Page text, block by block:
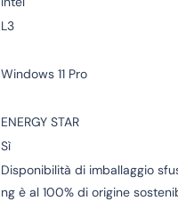
L3
Windows 11 Pro
ENERGY STAR
Sì
Disponibilità di imballaggio
ng è al 100% di origine